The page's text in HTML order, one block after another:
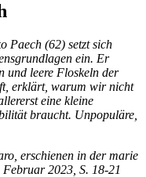
Paech (62) setzt sich
ein. Er
und leere Floskeln der
erklärt, warum wir nicht
eine kleine
braucht. Unpopuläre,
erschienen in der marie
2023, S. 18-21